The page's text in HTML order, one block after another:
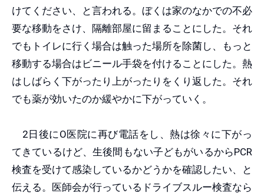
けてください、と言われる。ぼくは家のなかでの不必
要な移動をさけ、隔離部屋に留まることにした。それ
でもトイレに行く場合は触った場所を除菌し、もっと
移動する場合はビニール手袋を付けることにした。熱
はしばらく下がったり上がったりをくり返した。それ
でも薬が効いたのか緩やかに下がっていく。
2日後にO医院に再び電話をし、熱は徐々に下がっ
てきているけど、生後間もない子どもがいるからPCR
検査を受けて感染しているかどうかを確認したい、と
伝える。医師会が行っているドライブスルー検査なら